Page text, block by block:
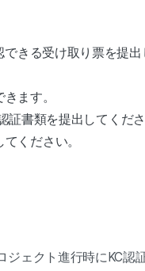
きる受け取り票を提
ます。
証書類を提出してくだ
ください。
ェクト進行時にKC認